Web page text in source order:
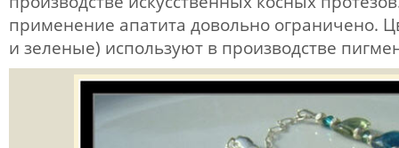
применение апатита довольно ограничено.
и зеленые) используют в производстве